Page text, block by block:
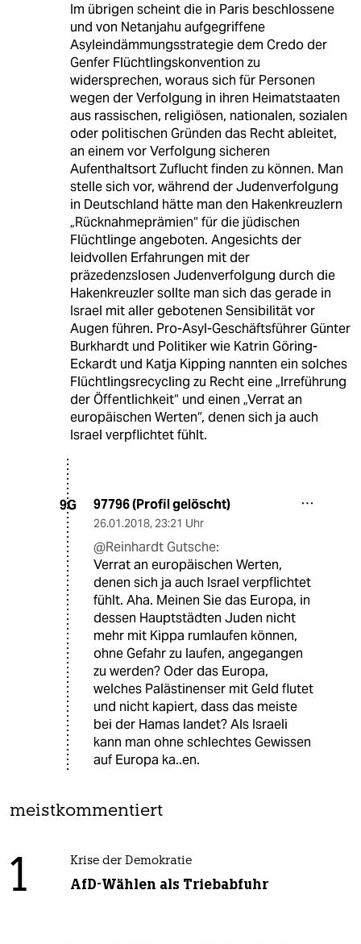
Im übrigen scheint die in Paris beschlossene
und von Netanjahu aufgegriffene
Asyleindämmungsstrategie dem Credo der
Genfer Flüchtlingskonvention zu
widersprechen, woraus sich für Personen
wegen der Verfolgung in ihren Heimatstaaten
aus rassischen, religiösen, nationalen, sozialen
oder politischen Gründen das Recht ableitet,
an einem vor Verfolgung sicheren
Aufenthaltsort Zuflucht finden zu können. Man
stelle sich vor, während der Judenverfolgung
in Deutschland hätte man den Hakenkreuzlern
„Rücknahmeprämien“ für die jüdischen
Flüchtlinge angeboten. Angesichts der
leidvollen Erfahrungen mit der
präzedenzslosen Judenverfolgung durch die
Hakenkreuzler sollte man sich das gerade in
Israel mit aller gebotenen Sensibilität vor
Augen führen. Pro-Asyl-Geschäftsführer Günter
Burkhardt und Politiker wie Katrin Göring-
Eckardt und Katja Kipping nannten ein solches
Flüchtlingsrecycling zu Recht eine „Irreführung
der Öffentlichkeit“ und einen „Verrat an
europäischen Werten“, denen sich ja auch
Israel verpflichtet fühlt.
9G 97796 (Profil gelöscht)
26.01.2018, 23:21 Uhr
@Reinhardt Gutsche:
Verrat an europäischen Werten,
denen sich ja auch Israel verpflichtet
fühlt. Aha. Meinen Sie das Europa, in
dessen Hauptstädten Juden nicht
mehr mit Kippa rumlaufen können,
ohne Gefahr zu laufen, angegangen
zu werden? Oder das Europa,
welches Palästinenser mit Geld flutet
und nicht kapiert, dass das meiste
bei der Hamas landet? Als Israeli
kann man ohne schlechtes Gewissen
auf Europa ka..en.
meistkommentiert
1 Krise der Demokratie
AfD-Wählen als Triebabfuhr